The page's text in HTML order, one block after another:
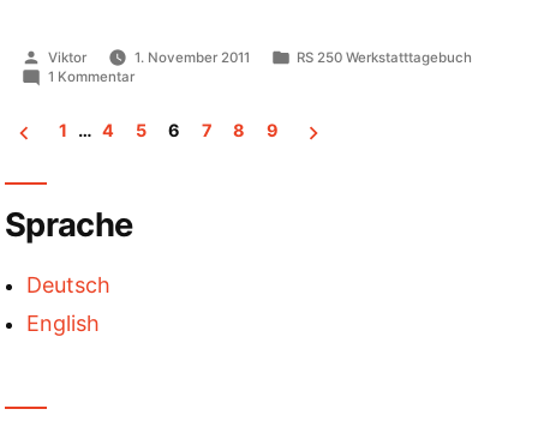
Veröffentlicht
von
Viktor 1. November 2011
Veröffentlicht
RS 250 Werkstatttagebuch
1 Kommentarzu
und
Beiträge
1 … 4 5 6 7 8 9
Sprache
Deutsch
English